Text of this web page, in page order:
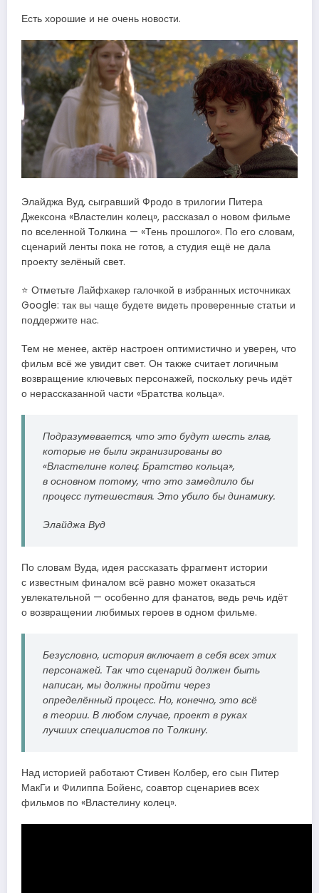
Есть хорошие и не очень новости.
Элайджа Вуд, сыгравший Фродо в трилогии Питера
Джексона «Властелин колец», рассказал о новом фильме
по вселенной Толкина — «Тень прошлого». По его словам,
сценарий ленты пока не готов, а студия ещё не дала
проекту зелёный свет.
⭐ Отметьте Лайфхакер галочкой в избранных источниках
Google: так вы чаще будете видеть проверенные статьи и
поддержите нас.
Тем не менее, актёр настроен оптимистично и уверен, что
фильм всё же увидит свет. Он также считает логичным
возвращение ключевых персонажей, поскольку речь идёт
о нерассказанной части «Братства кольца».
Подразумевается, что это будут шесть глав,
которые не были экранизированы во
«Властелине колец: Братство кольца»,
в основном потому, что это замедлило бы
процесс путешествия. Это убило бы динамику.
Элайджа Вуд
По словам Вуда, идея рассказать фрагмент истории
с известным финалом всё равно может оказаться
увлекательной — особенно для фанатов, ведь речь идёт
о возвращении любимых героев в одном фильме.
Безусловно, история включает в себя всех этих
персонажей. Так что сценарий должен быть
написан, мы должны пройти через
определённый процесс. Но, конечно, это всё
в теории. В любом случае, проект в руках
лучших специалистов по Толкину.
Над историей работают Стивен Колбер, его сын Питер
МакГи и Филиппа Бойенс, соавтор сценариев всех
фильмов по «Властелину колец».